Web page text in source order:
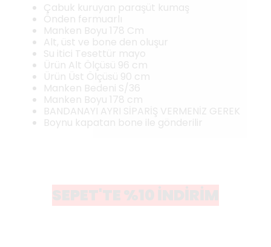
Çabuk kuruyan paraşüt kumaş
Önden fermuarlı
Manken Boyu 178 Cm
Alt, üst ve bone den oluşur
Su itici Tesettür mayo
Ürün Alt Ölçüsü 96 cm
Ürün Üst Ölçüsü 90 cm
Manken Bedeni S/36
Manken Boyu 178 cm
BANDANAYI AYRI SİPARİŞ VERMENİZ GEREK
Boynu kapatan bone ile gönderilir
SEPET'TE %10 İNDİRİM